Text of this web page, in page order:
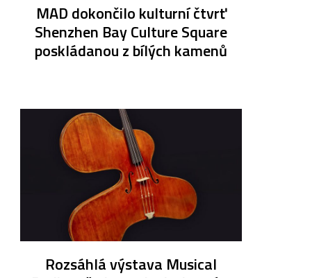
MAD dokončilo kulturní čtvrť
Shenzhen Bay Culture Square
poskládanou z bílých kamenů
Rozsáhlá výstava Musical